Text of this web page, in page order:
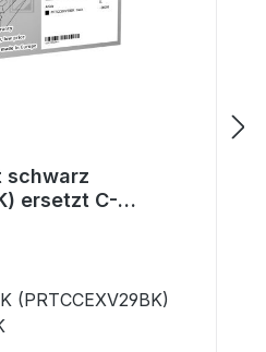
schwarz
ersetzt C-
(PRTCCEXV29BK)